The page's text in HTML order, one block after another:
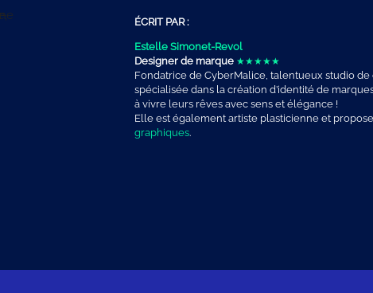
ÉCRIT PAR :
Estelle Simonet-Revol
Designer de marque ★★★★★
Fondatrice de CyberMalice, talentueux studio
spécialisée dans la création d’identité de
à vivre leurs rêves avec sens et élégance !
Elle est également artiste plasticienne et
graphiques.